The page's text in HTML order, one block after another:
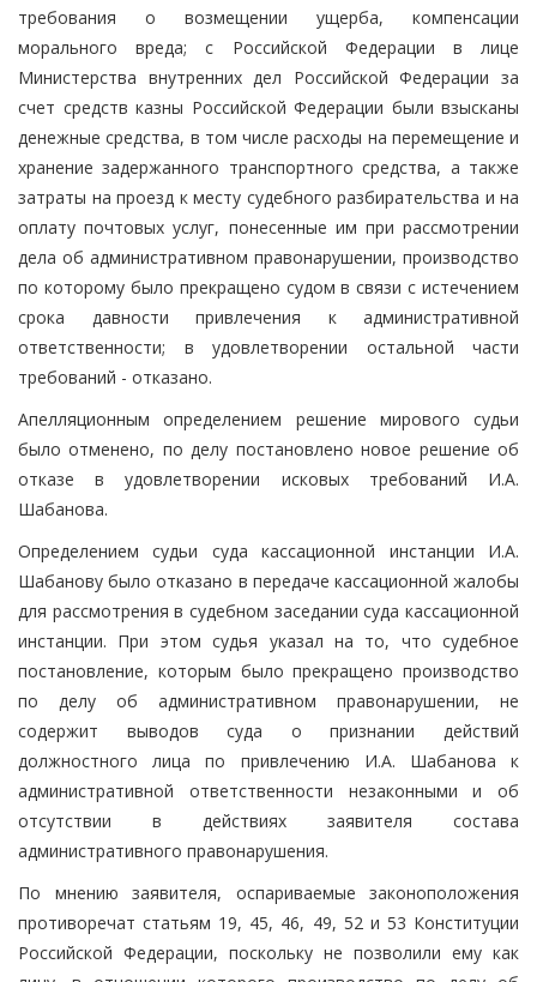
требования о возмещении ущерба, компенсации
морального вреда; с Российской Федерации в лице
Министерства внутренних дел Российской Федерации за
счет средств казны Российской Федерации были взысканы
денежные средства, в том числе расходы на перемещение и
хранение задержанного транспортного средства, а также
затраты на проезд к месту судебного разбирательства и на
оплату почтовых услуг, понесенные им при рассмотрении
дела об административном правонарушении, производство
по которому было прекращено судом в связи с истечением
срока давности привлечения к административной
ответственности; в удовлетворении остальной части
требований - отказано.
Апелляционным определением решение мирового судьи
было отменено, по делу постановлено новое решение об
отказе в удовлетворении исковых требований И.А.
Шабанова.
Определением судьи суда кассационной инстанции И.А.
Шабанову было отказано в передаче кассационной жалобы
для рассмотрения в судебном заседании суда кассационной
инстанции. При этом судья указал на то, что судебное
постановление, которым было прекращено производство
по делу об административном правонарушении, не
содержит выводов суда о признании действий
должностного лица по привлечению И.А. Шабанова к
административной ответственности незаконными и об
отсутствии в действиях заявителя состава
административного правонарушения.
По мнению заявителя, оспариваемые законоположения
противоречат статьям 19, 45, 46, 49, 52 и 53 Конституции
Российской Федерации, поскольку не позволили ему как